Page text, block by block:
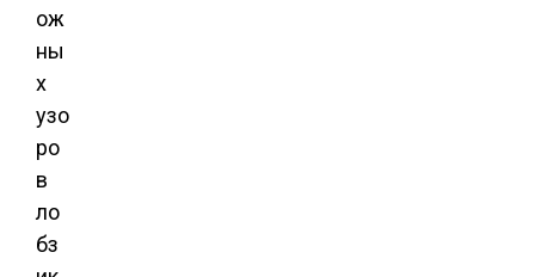
ож
ны
х
узо
ро
в
ло
бз